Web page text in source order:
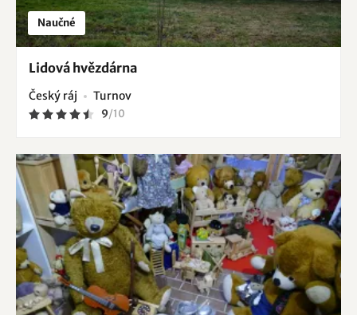
Naučné
Lidová hvězdárna
Český ráj Turnov
9/10